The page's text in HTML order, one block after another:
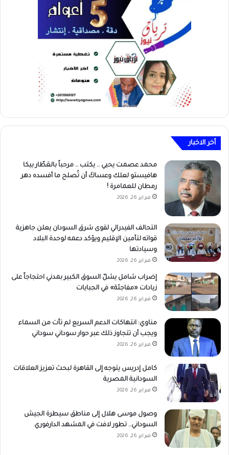
أخر الاخبار
محمد عصمت يحيي .. يكتب .. مرحباً بالعَطّار بيكا
هافيستو لعلك وعساكَ أن تُصلح ما أفسده دهر
رمطان للعمامرة !
فبراير 26, 2026
التحالف الفيدرالي لقوى شرق السودان يعلن جاهزية
قواته لتأمين الإقليم ويؤكد دعمه لوحدة البلاد
وسيادتها
فبراير 26, 2026
إضراب شامل يشلّ السوق الكبير بمدني احتجاجاً على
زيادات «مفاجئة» في الجبايات
فبراير 26, 2026
مناوي: انتهاكات الدعم السريع لم تأت من السماء
ويجب أن تتجاوز ذلك عبر حوار سوداني سوداني
فبراير 26, 2026
كامل إدريس يتوجه إلى القاهرة لبحث تعزيز العلاقات
السودانية المصرية
فبراير 26, 2026
وصول موسى هلال إلى مناطق سيطرة الجيش
السوداني.. تطور لافت في المشهد الدارفوري
فبراير 26, 2026